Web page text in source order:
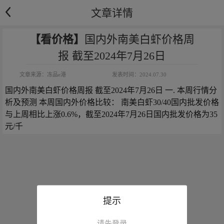
文章详情
【看价格】
国内外南美白虾价格周
报 截至2024年7月26日
文章来源： 冻品e港 发表时间： 2024.07.30
国内外南美白虾价格周报 截至2024年7月26日 一. 本周行情分
析及预测 本周国内外价格比较： 南美白虾30/40国内批发价格
与上周相比上涨0.6%，截至2024年7月26日国内批发价格为35
元/千
提示